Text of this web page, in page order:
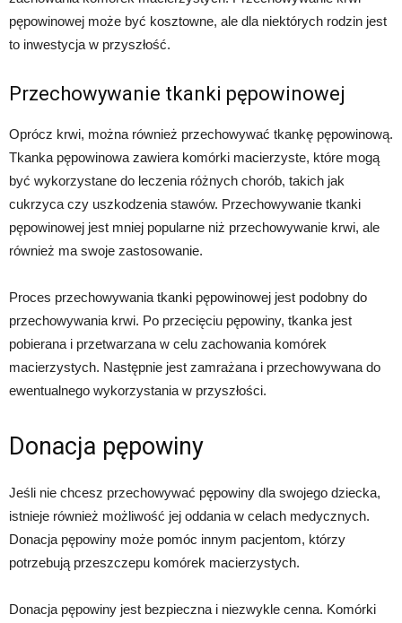
pępowinowej może być kosztowne, ale dla niektórych rodzin jest
to inwestycja w przyszłość.
Przechowywanie tkanki pępowinowej
Oprócz krwi, można również przechowywać tkankę pępowinową.
Tkanka pępowinowa zawiera komórki macierzyste, które mogą
być wykorzystane do leczenia różnych chorób, takich jak
cukrzyca czy uszkodzenia stawów. Przechowywanie tkanki
pępowinowej jest mniej popularne niż przechowywanie krwi, ale
również ma swoje zastosowanie.
Proces przechowywania tkanki pępowinowej jest podobny do
przechowywania krwi. Po przecięciu pępowiny, tkanka jest
pobierana i przetwarzana w celu zachowania komórek
macierzystych. Następnie jest zamrażana i przechowywana do
ewentualnego wykorzystania w przyszłości.
Donacja pępowiny
Jeśli nie chcesz przechowywać pępowiny dla swojego dziecka,
istnieje również możliwość jej oddania w celach medycznych.
Donacja pępowiny może pomóc innym pacjentom, którzy
potrzebują przeszczepu komórek macierzystych.
Donacja pępowiny jest bezpieczna i niezwykle cenna. Komórki